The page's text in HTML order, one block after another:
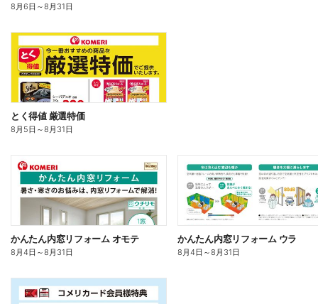
8月6日 ～8月31日
とく得値 厳選特価
8月5日 ～8月31日
かんたん内窓リフォーム オモテ
8月4日 ～8月31日
かんたん内窓リフォーム ウラ
8月4日 ～8月31日